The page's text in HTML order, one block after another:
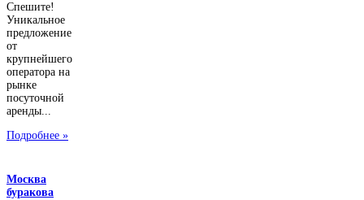
Спешите!
Уникальное
предложение
от
крупнейшего
оператора на
рынке
посуточной
аренды...
Подробнее »
Москва
буракова